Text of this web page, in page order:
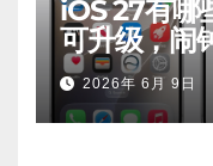
iOS 27有哪
可升级，闹
持2026年 6月 9日